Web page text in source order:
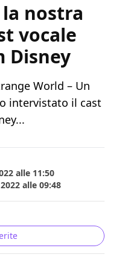
nostra
vocale
Disney
World – Un
intervistato il cast
alle 11:50
alle 09:48